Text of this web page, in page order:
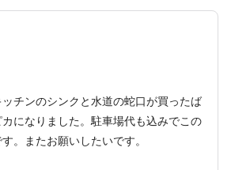
チンのシンクと水道の蛇口が買ったば
になりました。駐車場代も込みでこの
。またお願いしたいです。